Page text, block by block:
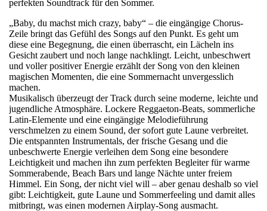
perfekten Soundtrack für den Sommer.
„Baby, du machst mich crazy, baby“ – die eingängige Chorus-
Zeile bringt das Gefühl des Songs auf den Punkt. Es geht um
diese eine Begegnung, die einen überrascht, ein Lächeln ins
Gesicht zaubert und noch lange nachklingt. Leicht, unbeschwert
und voller positiver Energie erzählt der Song von den kleinen
magischen Momenten, die eine Sommernacht unvergesslich
machen.
Musikalisch überzeugt der Track durch seine moderne, leichte und
jugendliche Atmosphäre. Lockere Reggaeton-Beats, sommerliche
Latin-Elemente und eine eingängige Melodieführung
verschmelzen zu einem Sound, der sofort gute Laune verbreitet.
Die entspannten Instrumentals, der frische Gesang und die
unbeschwerte Energie verleihen dem Song eine besondere
Leichtigkeit und machen ihn zum perfekten Begleiter für warme
Sommerabende, Beach Bars und lange Nächte unter freiem
Himmel. Ein Song, der nicht viel will – aber genau deshalb so viel
gibt: Leichtigkeit, gute Laune und Sommerfeeling und damit alles
mitbringt, was einen modernen Airplay-Song ausmacht.